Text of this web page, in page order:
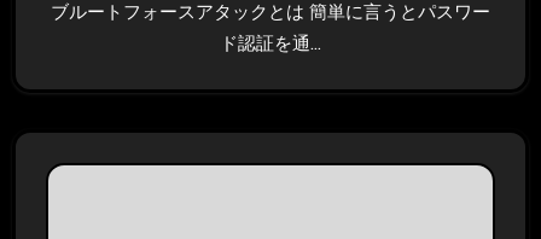
ブルートフォースアタックとは 簡単に言うとパスワー
ド認証を通…